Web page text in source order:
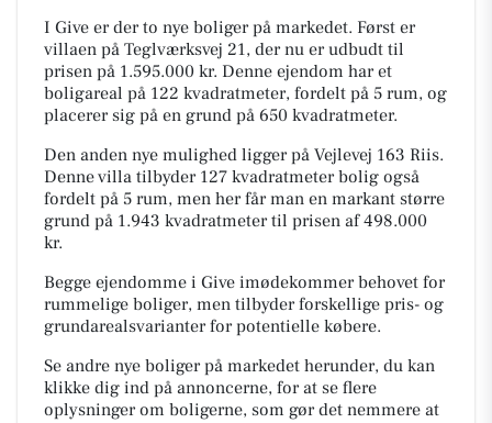
I Give er der to nye boliger på markedet. Først er
villaen på Teglværksvej 21, der nu er udbudt til
prisen på 1.595.000 kr. Denne ejendom har et
boligareal på 122 kvadratmeter, fordelt på 5 rum, og
placerer sig på en grund på 650 kvadratmeter.
Den anden nye mulighed ligger på Vejlevej 163 Riis.
Denne villa tilbyder 127 kvadratmeter bolig også
fordelt på 5 rum, men her får man en markant større
grund på 1.943 kvadratmeter til prisen af 498.000
kr.
Begge ejendomme i Give imødekommer behovet for
rummelige boliger, men tilbyder forskellige pris- og
grundarealsvarianter for potentielle købere.
Se andre nye boliger på markedet herunder, du kan
klikke dig ind på annoncerne, for at se flere
oplysninger om boligerne, som gør det nemmere at